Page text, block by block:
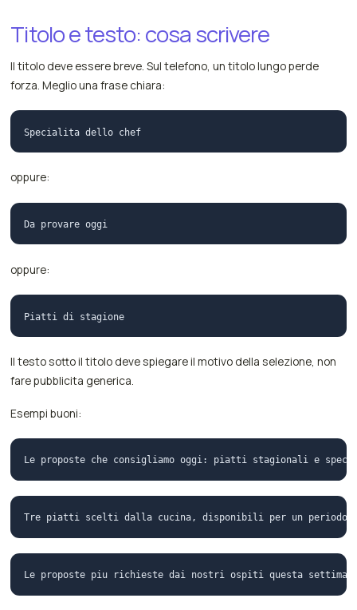
Titolo e testo: cosa scrivere
Il titolo deve essere breve. Sul telefono, un titolo lungo perde
forza. Meglio una frase chiara:
Specialita dello chef
oppure:
Da provare oggi
oppure:
Piatti di stagione
Il testo sotto il titolo deve spiegare il motivo della selezione, non
fare pubblicita generica.
Esempi buoni: